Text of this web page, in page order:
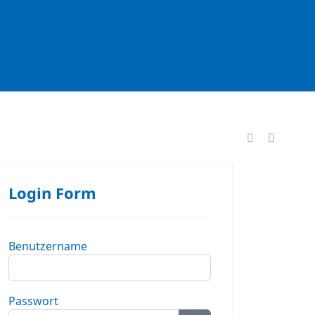
Login Form
Benutzername
Passwort